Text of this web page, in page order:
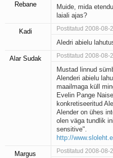
Rebane
Muide, mida
laiali ajas?
Kadi Postitatud 2008-08-
Aledri abielu
Alar Sudak Postitatud 2008-08-
Mustad linnud
Alenderi abielu
maailmaga küll
Evelin Pange
konkretiseeritud
Alender on ühes
olen väga tundlik
sensitive".
http://
Margus
Postitatud 2008-08-